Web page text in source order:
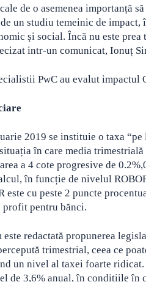
de o asemenea importanță
un studiu temeinic de
și social. Încă nu este
intr-un comunicat, Ionuț
PwC au evalut impactul
2019 se instituie o taxa
în care media trimestrială
a 4 cote progresive de
în funcție de nivelul
este cu peste 2 puncte
pentru bănci.
este redactată propunerea
trimestrial, ceea ce
un nivel al taxei foarte
de 3,6% anual, în condițiile în